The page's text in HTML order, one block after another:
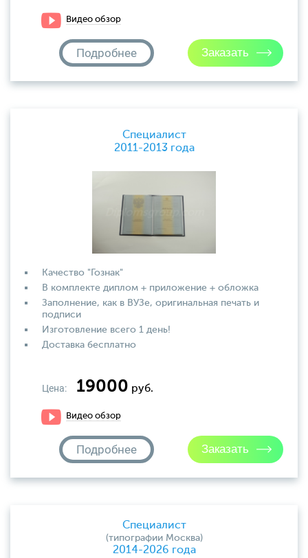
Видео обзор
Подробнее
Специалист
2011-2013 года
Качество "Гознак"
В комплекте диплом + приложение + обложка
Заполнение, как в ВУЗе, оригинальная печать и
подписи
Изготовление всего 1 день!
Доставка бесплатно
Цена: 19000 руб.
Видео обзор
Подробнее
Специалист
(типографии Москва)
2014-2026 года